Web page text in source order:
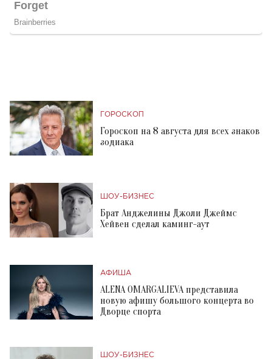
ГОРОСКОП
Гороскоп на 8 августа для всех знаков
зодиака
ШОУ-БИЗНЕС
Брат Анджелины Джоли Джеймс
Хейвен сделал каминг-аут
АФИША
ALENA OMARGALIEVA представила
новую афишу большого концерта во
Дворце спорта
ШОУ-БИЗНЕС